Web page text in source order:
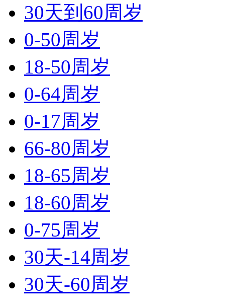
30天到60周岁
0-50周岁
18-50周岁
0-64周岁
0-17周岁
66-80周岁
18-65周岁
18-60周岁
0-75周岁
30天-14周岁
30天-60周岁